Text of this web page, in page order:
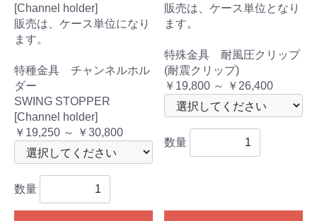
[Channel holder]
販売は、ケース単位になり
ます。
特種金具 チャンネルホル
ダー
SWING STOPPER
[Channel holder]
￥19,250 ～ ￥30,800
数量
販売は、ケース単位となり
ます。
特殊金具 耐風圧クリップ
(耐震クリップ)
￥19,800 ～ ￥26,400
数量